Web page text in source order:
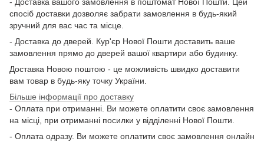
- Доставка вашого замовлення в поштомат Нової Пошти. Цей
спосіб доставки дозволяє забрати замовлення в будь-який
зручний для вас час та місце.
- Доставка до дверей. Кур'єр Нової Пошти доставить ваше
замовлення прямо до дверей вашої квартири або будинку.
Доставка Новою поштою - це можливість швидко доставити
вам товар в будь-яку точку України.
Більше інформації про доставку
- Оплата при отриманні. Ви можете оплатити своє замовлення
на місці, при отриманні посилки у відділенні Нової Пошти.
- Оплата одразу. Ви можете оплатити своє замовлення онлайн